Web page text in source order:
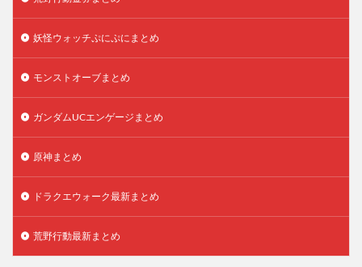
妖怪ウォッチぷにぷにまとめ
モンストオーブまとめ
ガンダムUCエンゲージまとめ
原神まとめ
ドラクエウォーク最新まとめ
荒野行動最新まとめ